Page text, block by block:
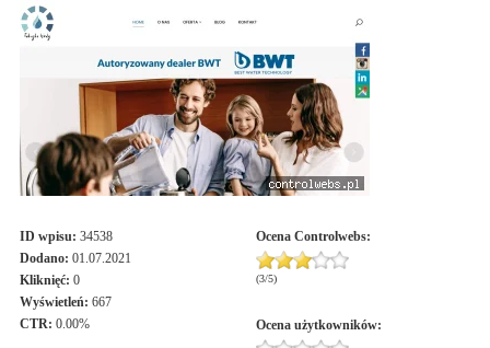
ID wpisu: 34538
Dodano: 01.07.2021
Kliknięć: 0
Wyświetleń: 667
CTR: 0.00%
Ocena Controlwebs:
(3/5)
Ocena użytkowników: